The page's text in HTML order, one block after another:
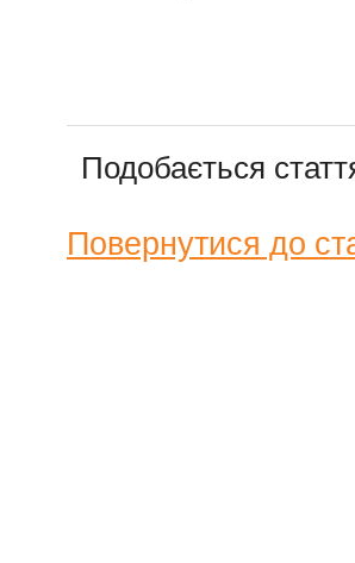
Подобається
Повернутися до